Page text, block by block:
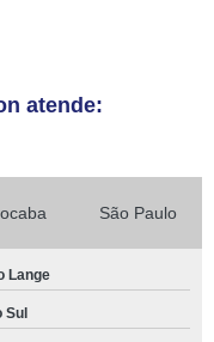
atende:
São Paulo
Lange
Sul